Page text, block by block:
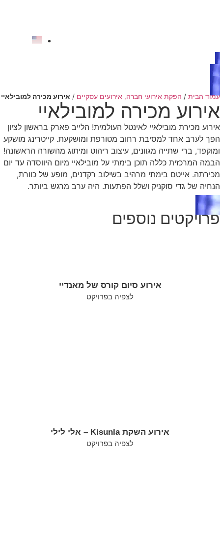
עמוד הבית / הפקת אירועי חברה, אירועים עסקיים / אירוע מכירה למובילאיי
אירוע מכירה למובילאיי
אירוע מכירת מובילאיי לאינטל העולמית! הלייב פארק בראשון לציון
הפך לערב אחד למסיבת רחוב מטורפת ומושקעת. קייטרינג מושקע
ומוקפד, ברי שתייה מגוונים, עיצוב ריהוט ומיתוג מהשורה הראשונה!
הבמה המרכזית כללה תוכן בימתי על מובילאיי מיום היווסדה עד יום
מכירתה. אייטם בימתי מרהיב בשילוב רקדנים, מופע של כוורת,
הנחיה של גדי סוקניק ושלל הפתעות. היה ערב מרגש ביותר.
פרויקטים נוספים
אירוע סיום קורס של מאנדיי
לצפיה בפרויקט
אירוע השקת Kisunla – אלי לילי
לצפיה בפרויקט